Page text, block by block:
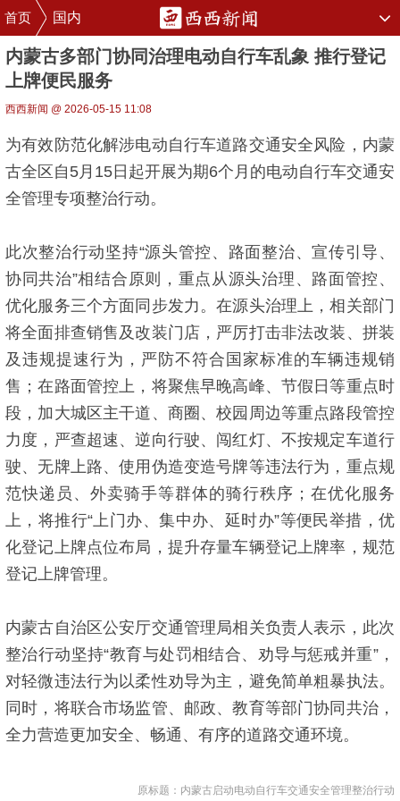
首页 国内
内蒙古多部门协同治理电动自行车乱象 推行登记
上牌便民服务
西西新闻 @ 2026-05-15 11:08
为有效防范化解涉电动自行车道路交通安全风险，内蒙
古全区自5月15日起开展为期6个月的电动自行车交通安
全管理专项整治行动。
此次整治行动坚持“源头管控、路面整治、宣传引导、
协同共治”相结合原则，重点从源头治理、路面管控、
优化服务三个方面同步发力。在源头治理上，相关部门
将全面排查销售及改装门店，严厉打击非法改装、拼装
及违规提速行为，严防不符合国家标准的车辆违规销
售；在路面管控上，将聚焦早晚高峰、节假日等重点时
段，加大城区主干道、商圈、校园周边等重点路段管控
力度，严查超速、逆向行驶、闯红灯、不按规定车道行
驶、无牌上路、使用伪造变造号牌等违法行为，重点规
范快递员、外卖骑手等群体的骑行秩序；在优化服务
上，将推行“上门办、集中办、延时办”等便民举措，优
化登记上牌点位布局，提升存量车辆登记上牌率，规范
登记上牌管理。
内蒙古自治区公安厅交通管理局相关负责人表示，此次
整治行动坚持“教育与处罚相结合、劝导与惩戒并重”，
对轻微违法行为以柔性劝导为主，避免简单粗暴执法。
同时，将联合市场监管、邮政、教育等部门协同共治，
全力营造更加安全、畅通、有序的道路交通环境。
原标题：内蒙古启动电动自行车交通安全管理整治行动